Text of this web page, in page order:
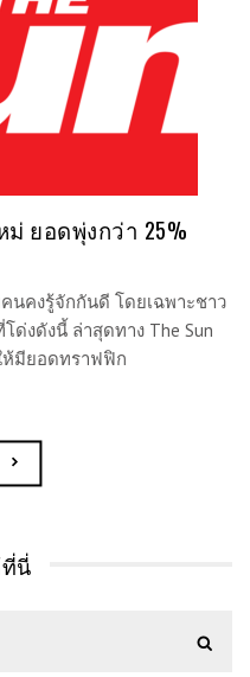
ม่ ยอดพุ่งกว่า 25%
นคงรู้จักกันดี โดยเฉพาะชาว
ด่งดังนี้ ล่าสุดทาง The Sun
ห้มียอดทราฟฟิก
นี่